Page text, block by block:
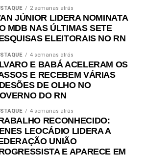
fiscal, deixando em aberto a
Estado poderá, simultaneamente,
e realizar ajustes
sem comprometer o equilíbrio
2 semanas atrás
JÚNIOR LIDERA NOMINATA
MDB NAS ÚLTIMAS SETE
ELEITORAIS NO RN
4 semanas atrás
E BABÁ ACELERAM OS
E RECEBEM VÁRIAS
DE OLHO NO
DO RN
4 semanas atrás
RECONHECIDO:
LEOCÁDIO LIDERA A
UNIÃO
E APARECE EM